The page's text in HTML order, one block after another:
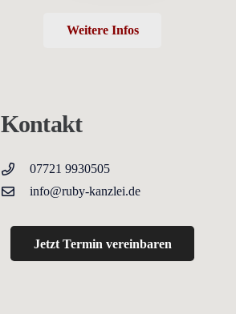
Weitere Infos
Kontakt
07721 9930505
info@ruby-kanzlei.de
Jetzt Termin vereinbaren